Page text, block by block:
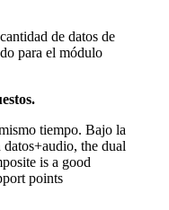
de datos de
para el módulo
tiempo. Bajo la
the dual
is a good
points